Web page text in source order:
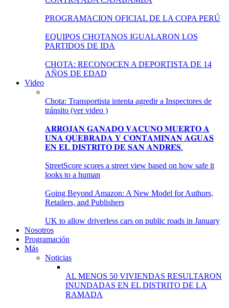
PROGRAMACION OFICIAL DE LA COPA PERÚ
EQUIPOS CHOTANOS IGUALARON LOS
PARTIDOS DE IDA
CHOTA: RECONOCEN A DEPORTISTA DE 14
AÑOS DE EDAD
Video
Chota: Transportista intenta agredir a Inspectores de
tránsito (ver video )
𝐀𝐑𝐑𝐎𝐉𝐀𝐍 𝐆𝐀𝐍𝐀𝐃𝐎 𝐕𝐀𝐂𝐔𝐍𝐎 𝐌𝐔𝐄𝐑𝐓𝐎 𝐀
𝐔𝐍𝐀 𝐐𝐔𝐄𝐁𝐑𝐀𝐃𝐀 𝐘 𝐂𝐎𝐍𝐓𝐀𝐌𝐈𝐍𝐀𝐍 𝐀𝐆𝐔𝐀𝐒
𝐄𝐍 𝐄𝐋 𝐃𝐈𝐒𝐓𝐑𝐈𝐓𝐎 𝐃𝐄 𝐒𝐀𝐍 𝐀𝐍𝐃𝐑𝐄́𝐒.
StreetScore scores a street view based on how safe it
looks to a human
Going Beyond Amazon: A New Model for Authors,
Retailers, and Publishers
UK to allow driverless cars on public roads in January
Nosotros
Programación
Más
Noticias
AL MENOS 50 VIVIENDAS RESULTARON
INUNDADAS EN EL DISTRITO DE LA
RAMADA